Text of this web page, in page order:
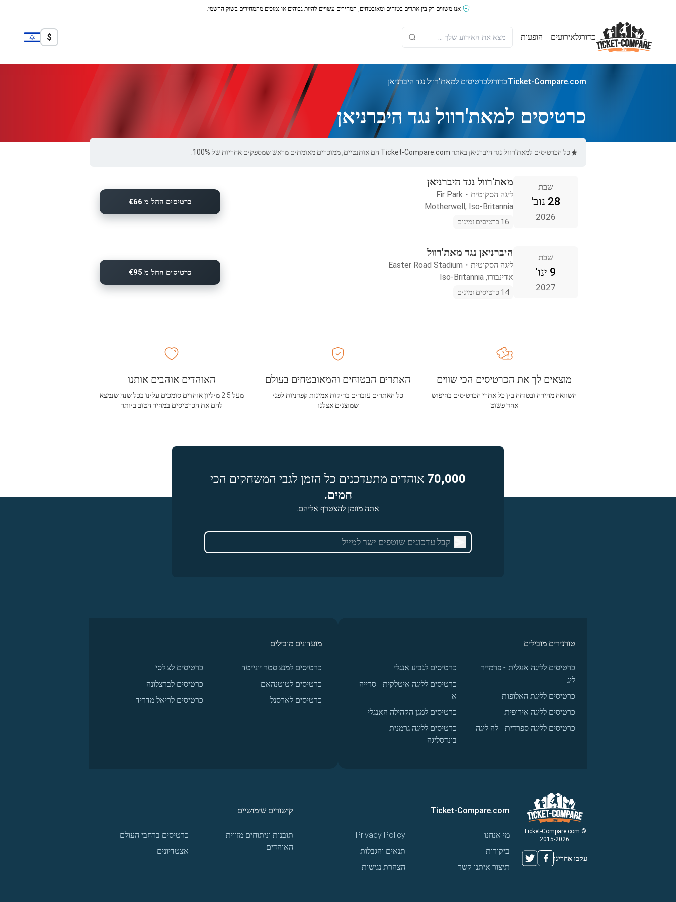
אנו משווים רק בין אתרים בטוחים ומאובטחים, המחירים עשויים להיות גבוהים או נמוכים מהמחירים בשוק הרשמי.
כדורגלאירועים הופעות $
Ticket-Compare.comכדורגלכרטיסים למאת'רוול נגד היברניאן
כרטיסים למאת'רוול נגד היברניאן
כל הכרטיסים למאת'רוול נגד היברניאן באתר Ticket-Compare.com הם אותנטיים, ממוכרים מאומתים מראש שמספקים אחריות של 100%.
שבת
28 נוב'
2026
מאת'רוול נגד היברניאן
ליגה הסקוטית ・
Fir Park
Motherwell, Iso-Britannia
16 כרטיסים זמינים
כרטיסים החל מ €66
שבת
9 ינו'
2027
היברניאן נגד מאת'רוול
ליגה הסקוטית ・
Easter Road Stadium
אדינבורו, Iso-Britannia
14 כרטיסים זמינים
כרטיסים החל מ €95
האתרים הבטוחים והמאובטחים בעולם
כל האתרים עוברים בדיקות אמינות קפדניות לפני
שמוצגים אצלנו
מוצאים לך את הכרטיסים הכי שווים
השוואה מהירה ובטוחה בין כל אתרי הכרטיסים בחיפוש
אחד פשוט
האוהדים אוהבים אותנו
מעל 2.5 מיליון אוהדים סומכים עלינו בכל שנה שנמצא
להם את הכרטיסים במחיר הטוב ביותר
70,000 אוהדים מתעדכנים כל הזמן לגבי המשחקים הכי
חמים.
אתה מוזמן להצטרף אליהם.
טורנירים מובילים
כרטיסים לליגה אנגלית - פרמייר
ליג
כרטיסים לליגת האלופות
כרטיסים לליגה אירופית
כרטיסים לליגה ספרדית - לה ליגה
כרטיסים לגביע אנגלי
כרטיסים לליגה איטלקית - סרייה
א
כרטיסים למגן הקהילה האנגלי
כרטיסים לליגה גרמנית -
בונדסליגה
מועדונים מובילים
כרטיסים למנצ'סטר יונייטד
כרטיסים לטוטנהאם
כרטיסים לארסנל
כרטיסים לצ'לסי
כרטיסים לברצלונה
כרטיסים לריאל מדריד
© Ticket-Compare.com
2015-2026
עקבו אחרינו
Ticket-Compare.com
מי אנחנו
ביקורות
תיצור איתנו קשר
Privacy Policy
תנאים והגבלות
הצהרת נגישות
קישורים שימושיים
תובנות וניתוחים מזווית
האוהדים
כרטיסים ברחבי העולם
אצטדיונים